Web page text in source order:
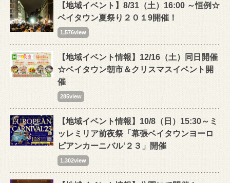
【地域イベント】8/31（土）16:00 ～恒例☆
ベイタウン夏祭り２０１9開催！
1,576view
【地域イベント情報】12/16（土）同日開催
☆ベイタウン朝市＆クリスマスイベント開
催
285view
【地域イベント情報】10/8（日）15:30～ミ
ッレミリア前夜祭「幕張ベイタウンヨーロ
ピアンカーニバル‘２３」開催
1,302view